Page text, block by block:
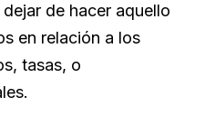
de hacer aquello
en relación a los
tasas, o